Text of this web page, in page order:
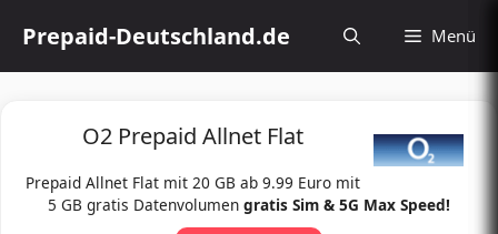
Inhalt
springen
Prepaid-Deutschland.de Menü
O2 Prepaid Allnet Flat
Prepaid Allnet Flat mit 20 GB ab 9.99 Euro mit
5 GB gratis Datenvolumen gratis Sim & 5G Max Speed!